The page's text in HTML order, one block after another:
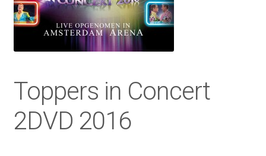
Toppers in Concert
2DVD 2016